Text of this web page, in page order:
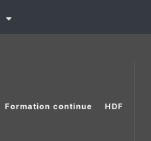
Formation continue HDF